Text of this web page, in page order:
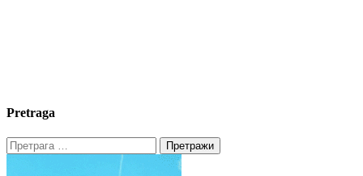
Pretraga
Претрага
за: